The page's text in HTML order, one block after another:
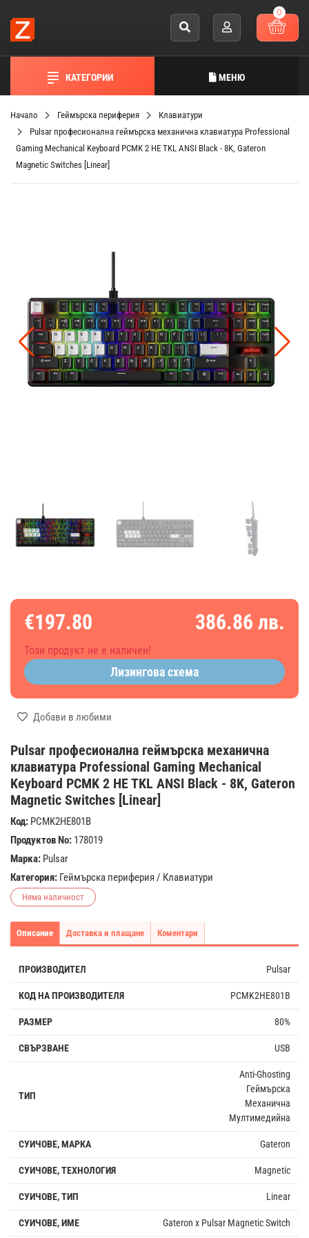
0
КАТЕГОРИИ МЕНЮ
Начало Геймърска периферия
Клавиатури
Pulsar професионална геймърска механична клавиатура Professional
Gaming Mechanical Keyboard PCMK 2 HE TKL ANSI Black - 8K, Gateron
Magnetic Switches [Linear]
Pulsar професионална геймърска механична
клавиатура Professional Gaming Mechanical
Keyboard PCMK 2 HE TKL ANSI Black - 8K, Gateron
Magnetic Switches [Linear]
Код: PCMK2HE801B
Продуктов No: 178019
Марка: Pulsar
Категория: Геймърска периферия/ Клавиатури
Няма наличност
€197.80 386.86 лв.
Този продукт не е наличен!
Лизингова схема
Добави в любими
Описание Доставка и плащане Коментари
ПРОИЗВОДИТЕЛ Pulsar
КОД НА ПРОИЗВОДИТЕЛЯ PCMK2HE801B
РАЗМЕР 80%
СВЪРЗВАНЕ USB
ТИП
Anti-Ghosting
Геймърска
Механична
Мултимедийна
СУИЧОВЕ, МАРКА Gateron
СУИЧОВЕ, ТЕХНОЛОГИЯ Magnetic
СУИЧОВЕ, ТИП Linear
СУИЧОВЕ, ИМЕ Gateron x Pulsar Magnetic Switch